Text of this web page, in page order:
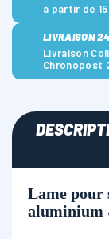
à partir de
LIVRAISON
Livraison
Chronopost
Lame pour
aluminium